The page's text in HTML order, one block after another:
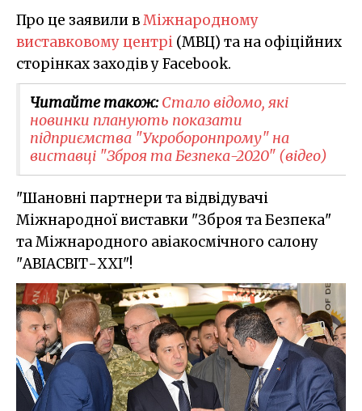
Про це заявили вМіжнародному
виставковому центрі (МВЦ) та на офіційних
сторінках заходів у Facebook.
Читайте також:Стало відомо, які
новинки планують показати
підприємства "Укроборонпрому" на
виставці "Зброя та Безпека-2020" (відео)
"Шановні партнери та відвідувачі
Міжнародної виставки "Зброя та Безпека"
та Міжнародного авіакосмічного салону
"АВІАСВІТ-ХХІ"!